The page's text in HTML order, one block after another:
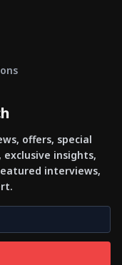
offers, special
insights,
interviews,